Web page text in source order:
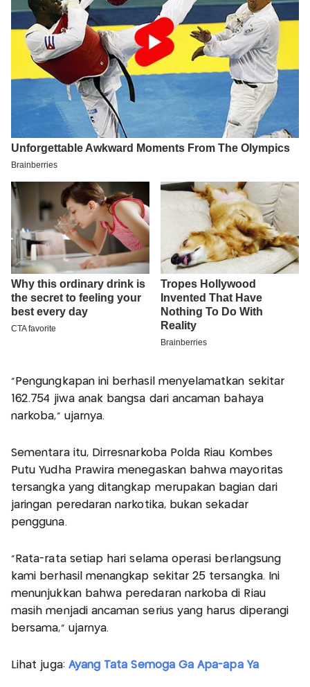
“Pengungkapan ini berhasil menyelamatkan sekitar
162.754 jiwa anak bangsa dari ancaman bahaya
narkoba,” ujarnya.
Sementara itu, Dirresnarkoba Polda Riau Kombes
Putu Yudha Prawira menegaskan bahwa mayoritas
tersangka yang ditangkap merupakan bagian dari
jaringan peredaran narkotika, bukan sekadar
pengguna.
“Rata-rata setiap hari selama operasi berlangsung
kami berhasil menangkap sekitar 25 tersangka. Ini
menunjukkan bahwa peredaran narkoba di Riau
masih menjadi ancaman serius yang harus diperangi
bersama,” ujarnya.
Lihat juga: Ayang Tata Semoga Ga Apa-apa Ya